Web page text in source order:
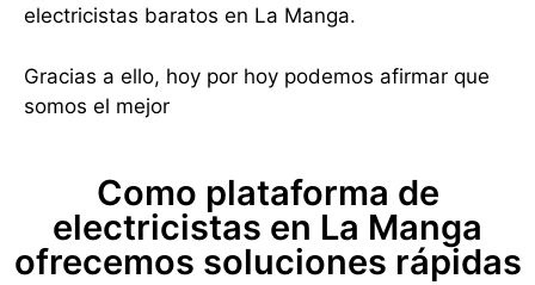
electricistas baratos en La Manga.
Gracias a ello, hoy por hoy podemos afirmar que
somos el mejor
Como plataforma de
electricistas en La Manga
ofrecemos soluciones rápidas